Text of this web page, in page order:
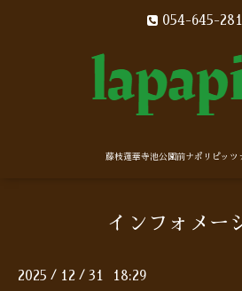
054-645-
藤枝蓮華寺池公園前ナポリピッツ
インフォメー
2025 / 12 / 31 18:29